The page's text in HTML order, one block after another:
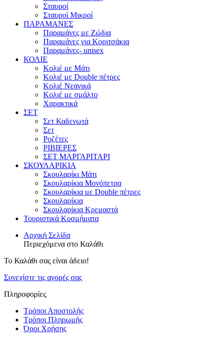
Σταυροί
Σταυροί Μικροί
ΠΑΡΑΜΑΝΕΣ
Παραμάνες με Ζώδια
Παραμάνες για Κοριτσάκια
Παραμάνες- unisex
ΚΟΛΙΕ
Κολιέ με Μάτι
Κολιέ με Double πέτρες
Κολιέ Νεανικά
Κολιέ με σμάλτο
Χαρακτικά
ΣΕΤ
Σετ Καδενωτά
Σετ
Ροζέτες
ΡΙΒΙΕΡΕΣ
ΣΕΤ ΜΑΡΓΑΡΙΤΑΡΙ
ΣΚΟΥΛΑΡΙΚΙΑ
Σκουλαρίκι Μάτι
Σκουλαρίκια Μονόπετρα
Σκουλαρίκια με Double πέτρες
Σκουλαρίκια
Σκουλαρίκια Κρεμαστά
Τουριστικά Κοσμήματα
Αρχική Σελίδα
Περιεχόμενα στο Καλάθι
Το Καλάθι σας είναι άδειο!
Συνεχίστε τις αγορές σας
Πληροφορίες
Τρόποι Αποστολής
Τρόποι Πληρωμής
Όροι Χρήσης